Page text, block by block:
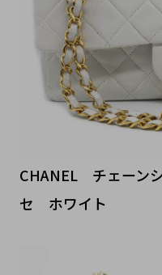
CHANEL チェーン
セ ホワイト